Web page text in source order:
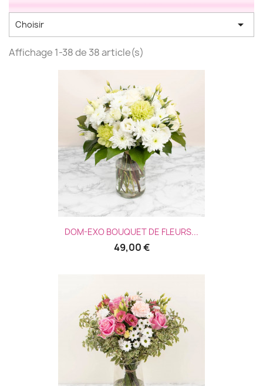
Choisir 
Affichage 1-38 de 38 article(s)
DOM-EXO BOUQUET DE FLEURS...
49,00 €